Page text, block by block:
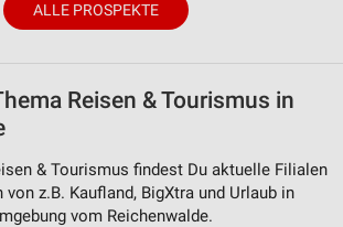
ALLE PROSPEKTE
Reisen & Tourismus in
& Tourismus findest Du aktuelle Filialen
von z.B. Kaufland, BigXtra und Urlaub in
vom Reichenwalde.
Standortdaten